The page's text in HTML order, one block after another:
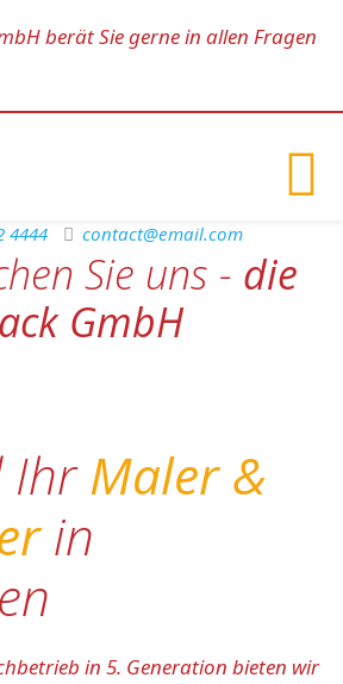
4444 contact@email.com
Sie uns - die
GmbH
IhrMaler &
in
in 5. Generation bieten wir